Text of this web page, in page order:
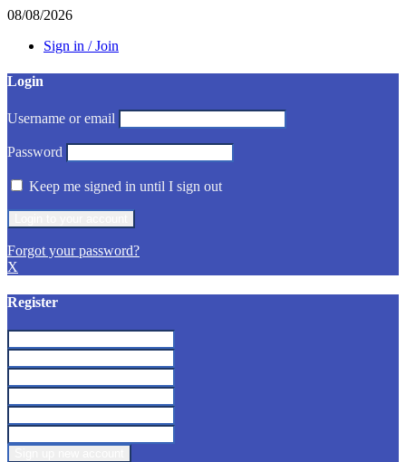
08/08/2026
Sign in / Join
Login
Username or email
Password
Keep me signed in until I sign out
Forgot your password?
X
Register